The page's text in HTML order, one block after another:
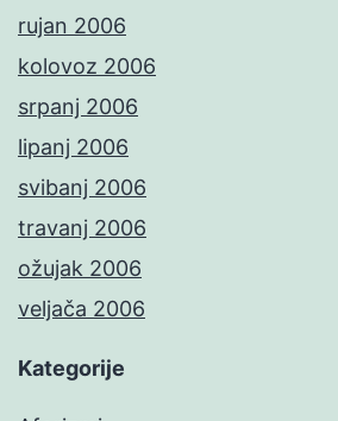
rujan 2006
kolovoz 2006
srpanj 2006
lipanj 2006
svibanj 2006
travanj 2006
ožujak 2006
veljača 2006
Kategorije